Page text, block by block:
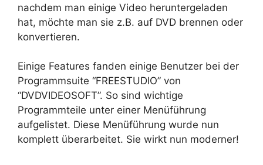
nachdem man einige Video heruntergeladen
hat, möchte man sie z.B. auf DVD brennen oder
konvertieren.
Einige Features fanden einige Benutzer bei der
Programmsuite “FREESTUDIO” von
“DVDVIDEOSOFT”. So sind wichtige
Programmteile unter einer Menüführung
aufgelistet. Diese Menüführung wurde nun
komplett überarbeitet. Sie wirkt nun moderner!